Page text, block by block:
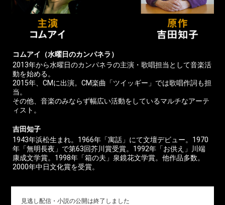
コムアイ（水曜日のカンパネラ）
2013年から水曜日のカンパネラの主演・歌唱担当として音楽活
動を始める。
2015年、CMに出演。CM楽曲「ツイッギー」では歌唱作詞も担
当。
その他、音楽のみならず幅広い活動をしているマルチなアーテ
ィスト。
吉田知子
1943年浜松生まれ。1966年「寓話」にて文壇デビュー。1970
年「無明長夜」で第63回芥川賞受賞。1992年「お供え」川端
康成文学賞。1998年「箱の夫」泉鏡花文学賞。他作品多数。
2000年中日文化賞を受賞。
見逃し配信・小説の公開は終了しました